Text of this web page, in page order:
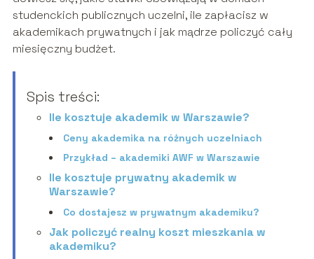
studenckich publicznych uczelni, ile zapłacisz w
akademikach prywatnych i jak mądrze policzyć cały
miesięczny budżet.
Spis treści:
Ile kosztuje akademik w Warszawie?
Ceny akademika na różnych uczelniach
Przykład – akademiki AWF w Warszawie
Ile kosztuje prywatny akademik w
Warszawie?
Co dostajesz w prywatnym akademiku?
Jak policzyć realny koszt mieszkania w
akademiku?